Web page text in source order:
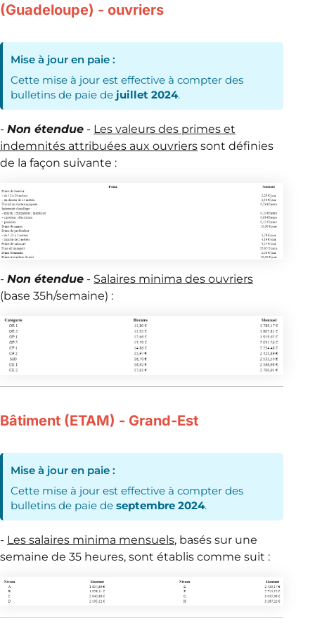
(Guadeloupe) - ouvriers
Mise à jour en paie :
Cette mise à jour est effective à compter des
bulletins de paie de juillet 2024.
- Non étendue - Les valeurs des primes et
indemnités attribuées aux ouvriers sont définies
de la façon suivante :
- Non étendue - Salaires minima des ouvriers
(base 35h/semaine) :
Bâtiment (ETAM) - Grand-Est
Mise à jour en paie :
Cette mise à jour est effective à compter des
bulletins de paie deseptembre 2024.
- Les salaires minima mensuels, basés sur une
semaine de 35 heures, sont établis comme suit :